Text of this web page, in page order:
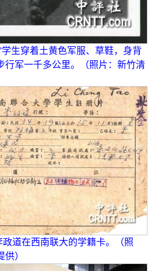
学生穿着土黄色军服、草鞋，身背
行军一千多公里。（照片：新竹清
道在西南联大的学籍卡。（照
）